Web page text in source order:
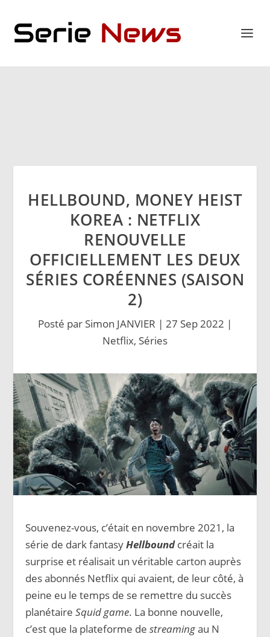
HELLBOUND, MONEY HEIST
KOREA : NETFLIX
RENOUVELLE
OFFICIELLEMENT LES DEUX
SÉRIES CORÉENNES (SAISON
2)
Posté par Simon JANVIER | 27 Sep 2022 |
Netflix, Séries
Souvenez-vous, c’était en novembre 2021, la
série de dark fantasyHellboundcréait la
surprise et réalisait un véritable carton auprès
des abonnés Netflix qui avaient, de leur côté, à
peine eu le temps de se remettre du succès
planétaireSquid game. La bonne nouvelle,
c’est que la plateforme destreamingau N